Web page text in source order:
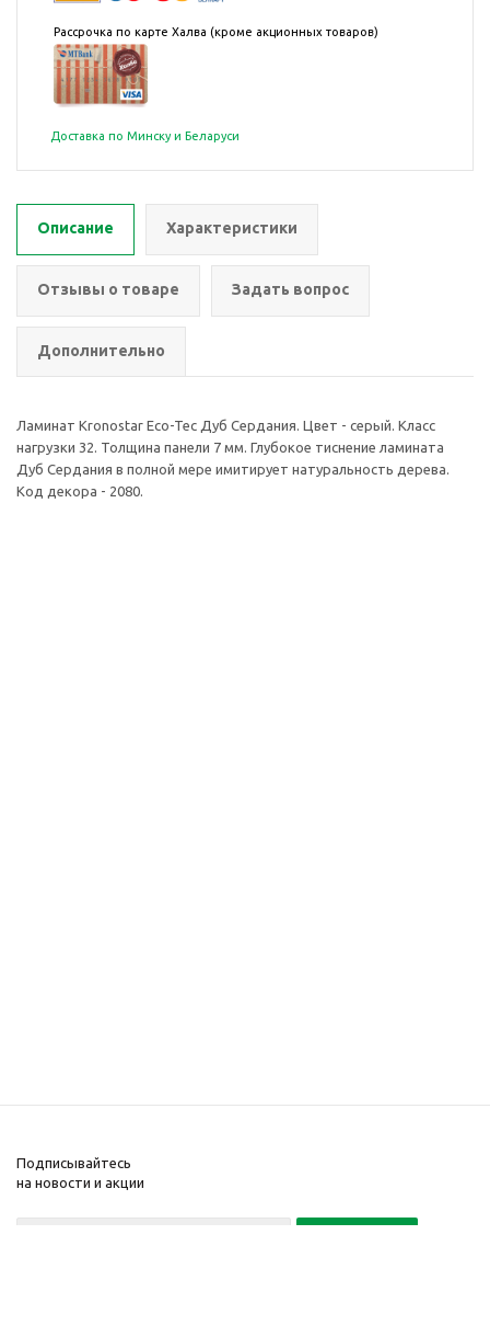
Рассрочка по карте Халва (кроме акционных товаров)
Доставка по Минску и Беларуси
Описание Характеристики
Отзывы о товаре Задать вопрос
Дополнительно
Ламинат Kronostar Eco-Tec Дуб Сердания. Цвет - серый. Класс
нагрузки 32. Толщина панели 7 мм. Глубокое тиснение ламината
Дуб Сердания в полной мере имитирует натуральность дерева.
Код декора - 2080.
Подписывайтесь
на новости и акции